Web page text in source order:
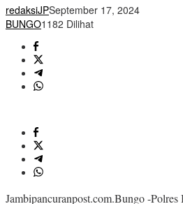
redaksiJPSeptember 17, 2024
BUNGO1182 Dilihat
Jambipancuranpost.com.Bungo -